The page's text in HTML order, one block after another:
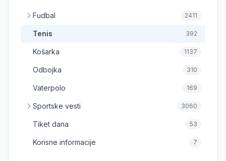
Fudbal 2411
Tenis 392
Košarka 1137
Odbojka 310
Vaterpolo 169
Sportske vesti 3060
Tiket dana 53
Korisne informacije 7